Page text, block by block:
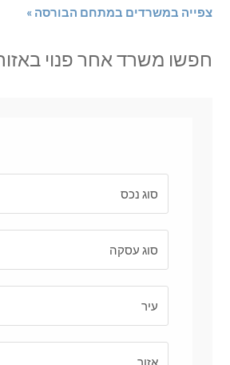
צפייה במשרדים במתחם הבורסה »
חפשו משרד אחר פנוי